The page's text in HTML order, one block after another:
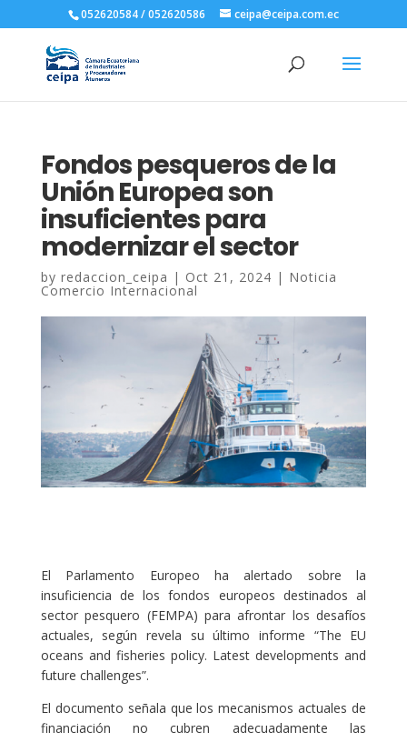
052620584 / 052620586 ceipa@ceipa.com.ec
Fondos pesqueros de la
Unión Europea son
insuficientes para
modernizar el sector
by redaccion_ceipa | Oct 21, 2024 | Noticia
Comercio Internacional
El Parlamento Europeo ha alertado sobre la
insuficiencia de los fondos europeos destinados al
sector pesquero (FEMPA) para afrontar los desafíos
actuales, según revela su último informe “The EU
oceans and fisheries policy. Latest developments and
future challenges”.
El documento señala que los mecanismos actuales de
financiación no cubren adecuadamente las